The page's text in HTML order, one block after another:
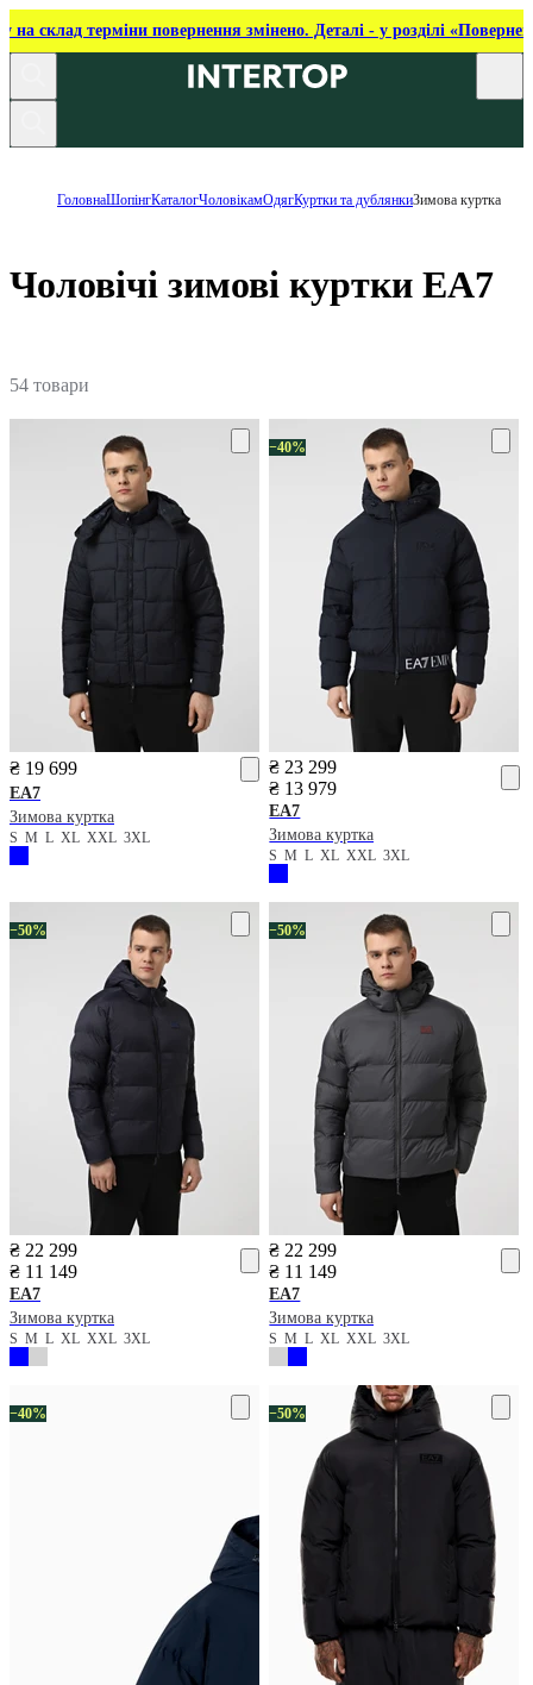
на склад терміни повернення змінено. Деталі - у розділі
ГоловнаШопінгКаталогЧоловікамОдягКуртки та дублянкиЗимова куртка
Чоловічі зимові куртки EA7
54 товари
₴ 19 699
EA7
Зимова куртка
S M L XL XXL 3XL
−40%
₴ 23 299
₴ 13 979
EA7
Зимова куртка
SMLXLXXL3XL
−50%
₴ 22 299
₴ 11 149
EA7
Зимова куртка
S M L XL XXL 3XL
−50%
₴ 22 299
₴ 11 149
EA7
Зимова куртка
SMLXLXXL3XL
−40% −50%